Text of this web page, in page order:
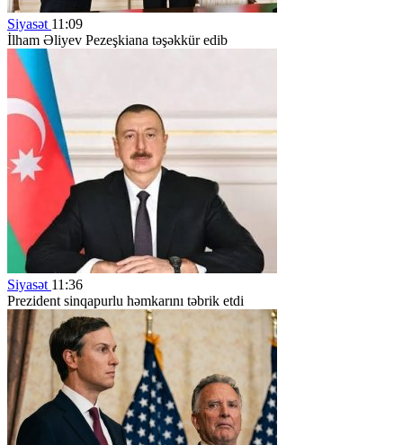
Siyasət 11:09
İlham Əliyev Pezeşkiana təşəkkür edib
Siyasət 11:36
Prezident sinqapurlu həmkarını təbrik etdi